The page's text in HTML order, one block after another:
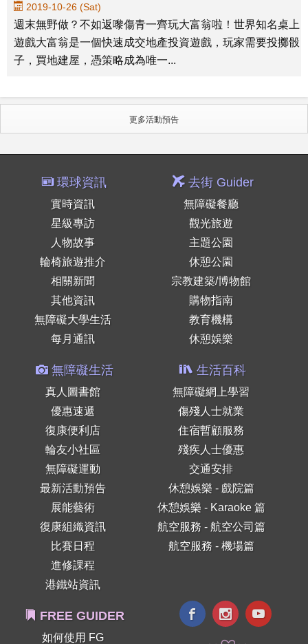
2019-10-26 (Sat)
週末無野做？不如返嚟傷青一齊玩大富翁啦！世界知名桌上
遊戲大富翁是一個快速成交地產投資遊戲，玩家需要投擲骰
子，買地建屋，憑策略成為唯一...
更多活動預告
環球資訊
實時資訊
星級專訪
人物故事
輪椅旅遊推介
相關新聞
其他資訊
無障礙大學生活
每月通訊
去街 Guider
無障礙餐廳
觀光旅遊
主題公園
休憩公園
宗教建築/博物館
購物指南
教育機構
休憩娛樂
無障礙生活
真人圖書館
優惠速遞
復康便利店
輪友小社區
無障礙運動
最新活動預告
展能藝術
復康組織資訊
比賽日程
進修課程
港鐵站資訊
生活百科
無障礙網上學習
傷殘人士就業
住宿暫顧服務
殘疾人士優惠
交通安排
休憩娛樂 - 戲院篇
休憩娛樂 - Karaoke 篇
航空服務 - 航空公司篇
航空服務 - 機場篇
FREE GUIDER
如何使用 FG